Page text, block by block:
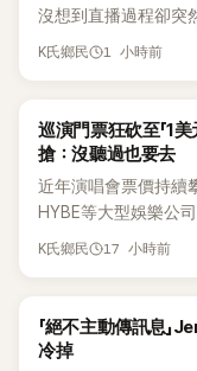
沒想到直播過程卻突
組表演者時突然集體
K氏鄉民 1 小時前
K-POP
巡演門票狂砍至「1
搶：沒聽過也要去
近年演唱會票價持續
HYBE等大型娛樂公
司，偶爾都會引發粉
K氏鄉民 17 小時前
K-POP
「絕不主動傳訊息」
冷掉